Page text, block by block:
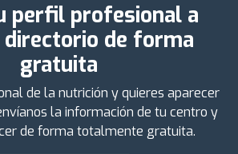
perfil profesional a
de forma
gratuita
de la nutrición y quieres aparecer
la información de tu centro y
de forma totalmente gratuita.